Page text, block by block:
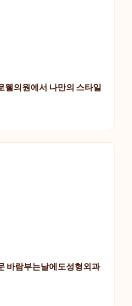
웰의원에서 나만의 스타일
바람부는날에도성형외과